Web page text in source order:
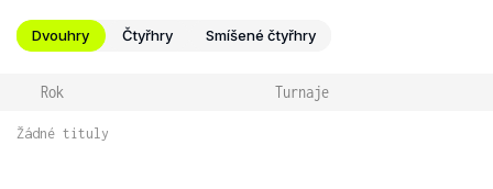
Dvouhry Čtyřhry Smíšené čtyřhry
Rok Turnaje
Žádné tituly